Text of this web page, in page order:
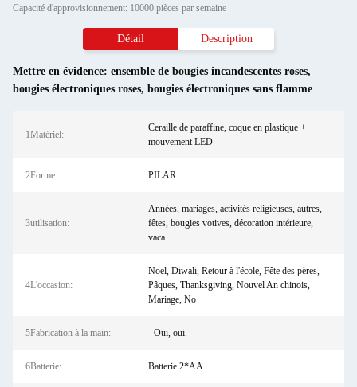
Capacité d'approvisionnement: 10000 pièces par semaine
Détail Description
Mettre en évidence: ensemble de bougies incandescentes roses,
bougies électroniques roses, bougies électroniques sans flamme
1Matériel:
Ceraille de paraffine, coque en plastique +
mouvement LED
2Forme: PILAR
3utilisation:
Années, mariages, activités religieuses, autres,
fêtes, bougies votives, décoration intérieure,
vaca
4L'occasion:
Noël, Diwali, Retour à l'école, Fête des pères,
Pâques, Thanksgiving, Nouvel An chinois,
Mariage, No
5Fabrication à la main: - Oui, oui.
6Batterie: Batterie 2*AA